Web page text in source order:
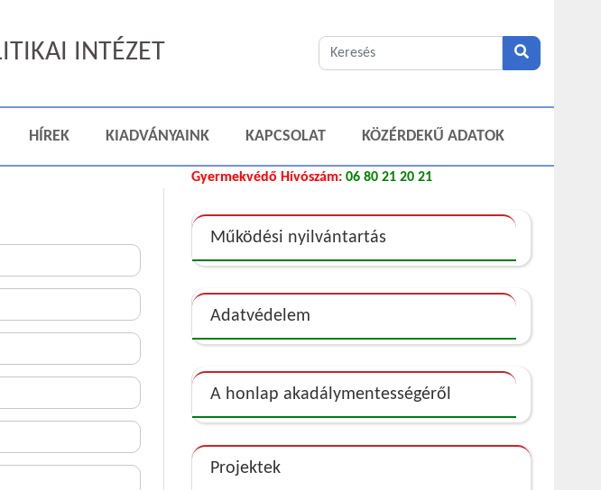
INTÉZET
HÍREK KIADVÁNYAINK KAPCSOLAT KÖZÉRDEKŰ ADATOK
Gyermekvédő Hívószám: 06 80 21 20 21
Működési nyilvántartás
Adatvédelem
A honlap akadálymentességéről
Projektek